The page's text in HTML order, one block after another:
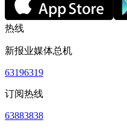
热线
新报业媒体总机
63196319
订阅热线
63883838